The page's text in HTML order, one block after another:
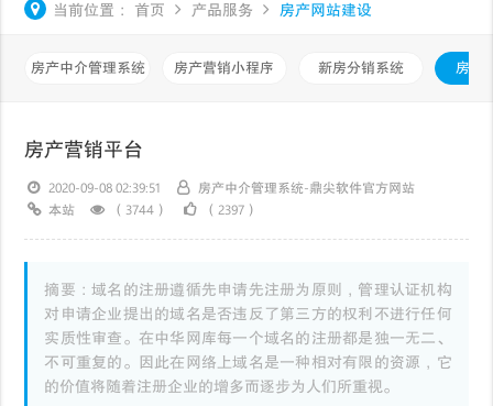
当前位置： 首页 产品服务 房产网站建设
房产中介管理系统 房产营销小程序 新房分销系统 房产
房产营销平台
2020-09-08 02:39:51
房产中介管理系统-鼎尖软件官方网站
本站
（3744） （2397）
摘要：域名的注册遵循先申请先注册为原则，管理认证机构
对申请企业提出的域名是否违反了第三方的权利不进行任何
实质性审查。在中华网库每一个域名的注册都是独一无二、
不可重复的。因此在网络上域名是一种相对有限的资源，它
的价值将随着注册企业的增多而逐步为人们所重视。